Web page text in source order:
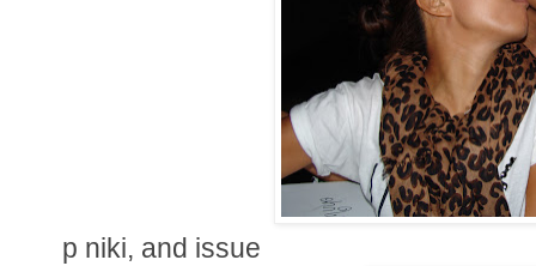
p niki, and issue